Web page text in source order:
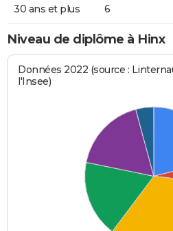
30 ans et plus 6
Niveau de diplôme à Hinx
Données 2022 (source :
l'Insee)